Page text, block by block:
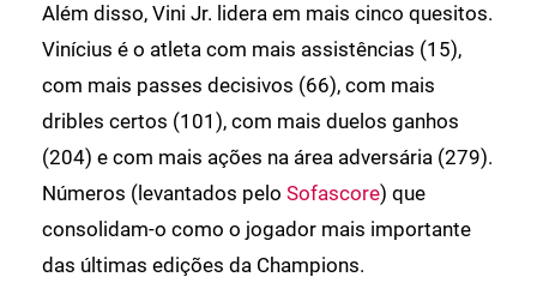
Além disso, Vini Jr. lidera em mais cinco quesitos.
Vinícius é o atleta com mais assistências (15),
com mais passes decisivos (66), com mais
dribles certos (101), com mais duelos ganhos
(204) e com mais ações na área adversária (279).
Números (levantados pelo Sofascore) que
consolidam-o como o jogador mais importante
das últimas edições da Champions.